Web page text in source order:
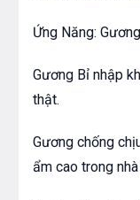
Ứng Năng:
Gương Bỉ nhập
thật.
Gương chống
ẩm cao trong